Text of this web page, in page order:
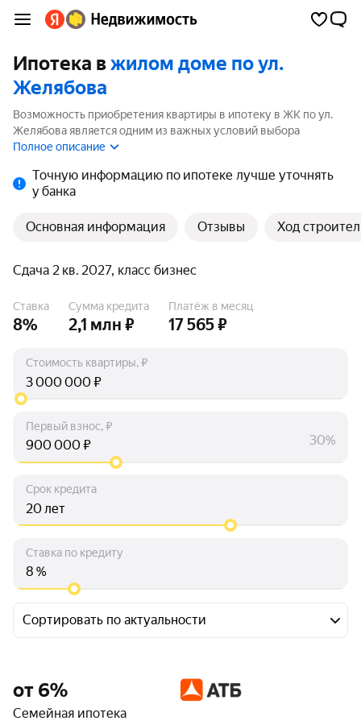
Ипотека вжилом доме по ул.
Желябова
Возможность приобретения квартиры в ипотеку в ЖК по ул.
Желябова является одним из важных условий выбора
квартиры. На странице мы собрали программы кредитования
Полное описание
Точную информацию по ипотеке лучше уточнять
у банка
Основная информация Отзывы Ход
Сдача 2 кв. 2027, класс бизнес
Ставка
8%
Сумма кредита
2,1 млн ₽
Платёж в месяц
17 565 ₽
Стоимость квартиры, ₽
₽
Первый взнос, ₽
₽ 30%
Срок кредита
лет
Ставка по кредиту
%
Сортировать по актуальности
от 6%
Семейная ипотека